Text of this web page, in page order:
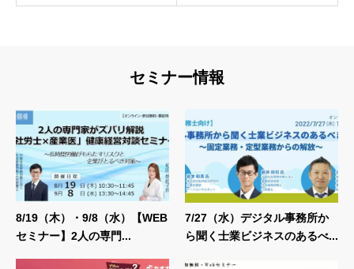
セミナー情報
8/19（木）・9/8（水）【WEB
セミナー】2人の専門...
7/27（水）デジタル事務所か
ら聞く士業ビジネスのあるべ...